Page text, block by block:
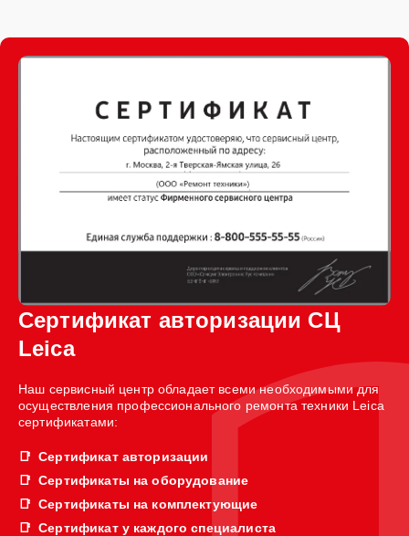
Сертификат авторизации СЦ
Leica
Наш сервисный центр обладает всеми необходимыми для
осуществления профессионального ремонта техники Leica
сертификатами:
Сертификат авторизации
Сертификаты на оборудование
Сертификаты на комплектующие
Сертификат у каждого специалиста